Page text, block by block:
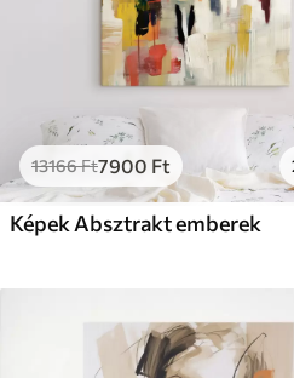
13166Ft7900 Ft
Képek Absztrakt emberek